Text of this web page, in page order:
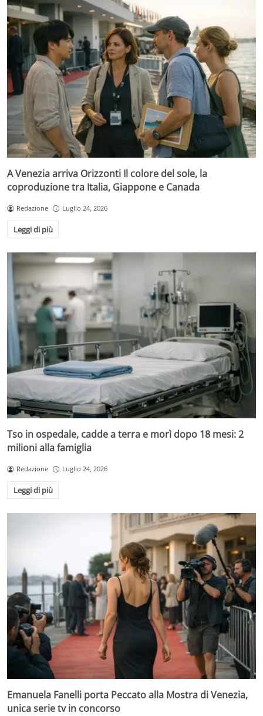
A Venezia arriva Orizzonti Il colore del sole, la
coproduzione tra Italia, Giappone e Canada
Redazione Luglio 24, 2026
Leggi di più
Tso in ospedale, cadde a terra e morì dopo 18 mesi: 2
milioni alla famiglia
Redazione Luglio 24, 2026
Leggi di più
Emanuela Fanelli porta Peccato alla Mostra di Venezia,
unica serie tv in concorso